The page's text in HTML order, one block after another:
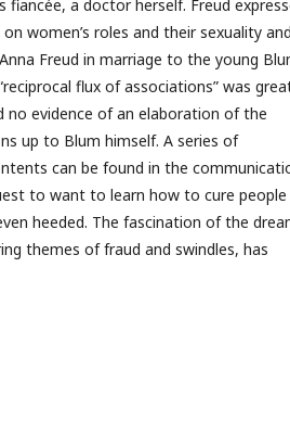
fiancée, a doctor herself. Freud
women’s roles and their sexuality and
Freud in marriage to the young
flux of associations” was
no evidence of an elaboration of the
up to Blum himself. A series of
can be found in the
to want to learn how to cure people
heeded. The fascination of the
themes of fraud and swindles, has